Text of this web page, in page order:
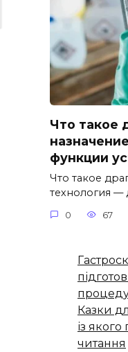
Что такое
функции
Что такое
технология —
0 67
Казки
із
читання